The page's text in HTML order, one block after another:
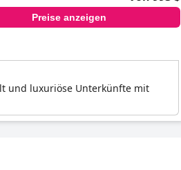
Preise anzeigen
und luxuriöse Unterkünfte mit